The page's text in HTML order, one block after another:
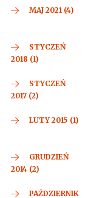
MAJ 2021 (4)
STYCZEŃ
2018 (1)
STYCZEŃ
2017 (2)
LUTY 2015 (1)
GRUDZIEŃ
2014 (2)
PAŹDZIERNIK